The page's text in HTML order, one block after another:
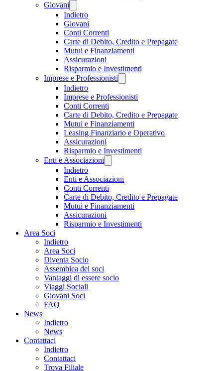
Giovani
Indietro
Giovani
Conti Correnti
Carte di Debito, Credito e Prepagate
Mutui e Finanziamenti
Assicurazioni
Risparmio e Investimenti
Imprese e Professionisti
Indietro
Imprese e Professionisti
Conti Correnti
Carte di Debito, Credito e Prepagate
Mutui e Finanziamenti
Leasing Finanziario e Operativo
Assicurazioni
Risparmio e Investimenti
Enti e Associazioni
Indietro
Enti e Associazioni
Conti Correnti
Carte di Debito, Credito e Prepagate
Mutui e Finanziamenti
Assicurazioni
Risparmio e Investimenti
Area Soci
Indietro
Area Soci
Diventa Socio
Assemblea dei soci
Vantaggi di essere socio
Viaggi Sociali
Giovani Soci
FAQ
News
Indietro
News
Contattaci
Indietro
Contattaci
Trova Filiale